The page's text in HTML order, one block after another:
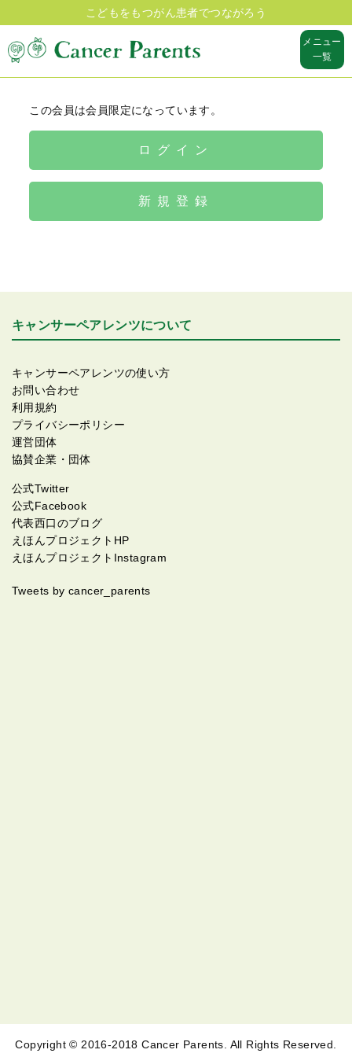
こどもをもつがん患者でつながろう
メニュー
一覧
この会員は会員限定になっています。
ログイン
新規登録
キャンサーペアレンツについて
キャンサーペアレンツの使い方
お問い合わせ
利用規約
プライバシーポリシー
運営団体
協賛企業・団体
公式Twitter
公式Facebook
代表西口のブログ
えほんプロジェクトHP
えほんプロジェクトInstagram
Tweets by cancer_parents
Copyright © 2016-2018 Cancer Parents. All Rights Reserved.